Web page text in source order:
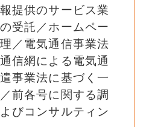
提供のサービス業
受託／ホームペー
／電気通信事業法
信網による電気通
事業法に基づく一
前各号に関する調
びコンサルティン